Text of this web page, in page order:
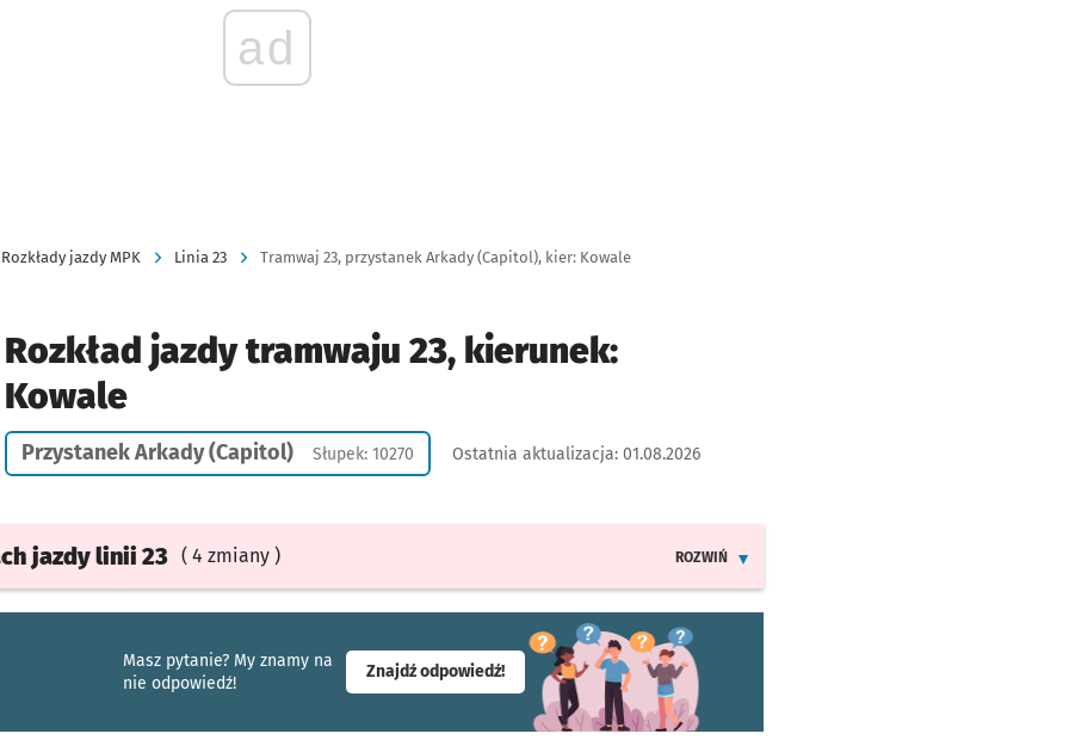
ad
Rozkłady jazdy MPK Linia 23 Tramwaj 23, przystanek Arkady (Capitol), kier: Kowale
Rozkład jazdy tramwaju 23, kierunek:
Kowale
Przystanek Arkady (Capitol) Słupek: 10270 Ostatnia aktualizacja: 01.08.2026
jazdylinii 23 ( 4 zmiany )
ROZWIŃ
Masz pytanie? My znamy na
nie odpowiedź!
Znajdź odpowiedź!- otworzy się w nowej karcie